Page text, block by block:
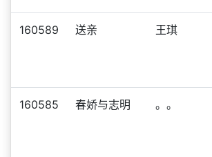
160589 送亲 王琪
160585 春娇与志明 。。